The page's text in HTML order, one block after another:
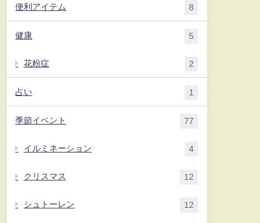
便利アイテム 8
健康 5
花粉症 2
占い 1
季節イベント 77
イルミネーション 4
クリスマス 12
シュトーレン 12